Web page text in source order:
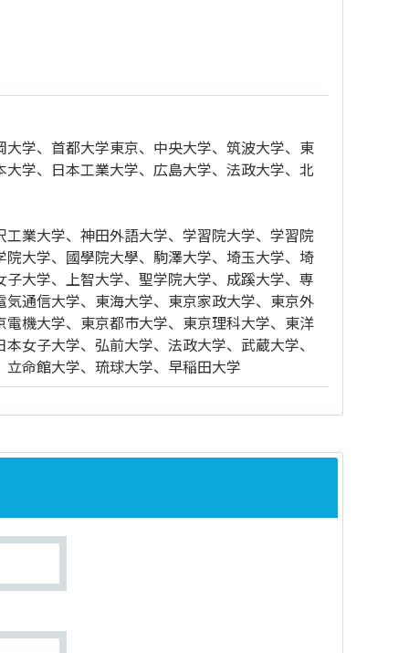
学、首都大学東京、中央大学、筑波大学、東
学、日本工業大学、広島大学、法政大学、北
業大学、神田外語大学、学習院大学、学習院
大学、國學院大學、駒澤大学、埼玉大学、埼
大学、上智大学、聖学院大学、成蹊大学、専
通信大学、東海大学、東京家政大学、東京外
機大学、東京都市大学、東京理科大学、東洋
女子大学、弘前大学、法政大学、武蔵大学、
命館大学、琉球大学、早稲田大学